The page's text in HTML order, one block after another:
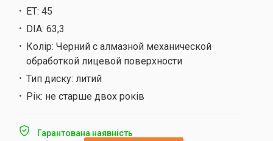
ET: 45
DIA: 63,3
Колір: Черний с алмазной механической
обработкой лицевой поверхности
Тип диску: литий
Рік: не старше двох років
Гарантована наявність